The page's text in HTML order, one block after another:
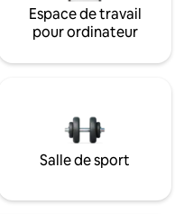
Espace de travail
pour ordinateur
Salle de sport